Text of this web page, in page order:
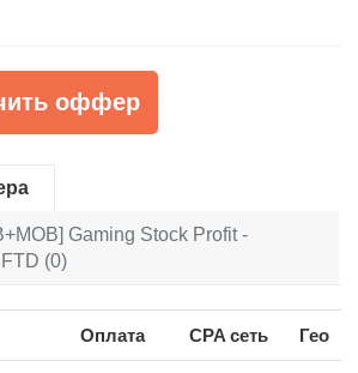
оффер
Gaming Stock Profit -
(0)
Оплата CPA сеть Гео